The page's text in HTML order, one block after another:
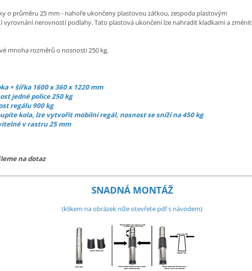
o průměru 25 mm - nahoře ukončeny plastovou zátkou, zespoda plastovým
vyrovnání nerovností podlahy. Tato plastová ukončení lze nahradit kladkami a změnit
mnoha rozměrů o nosnosti 250 kg.
× šířka 1600 x 360 x 1220 mm
jedné police 250 kg
regálu 900 kg
kola, lze vytvořit mobilní regál, nosnost se sníží na 450 kg
v rastru 25 mm
na dotaz
SNADNÁ MONTÁŽ
(klikem na obrázek níže otevřete pdf s návodem)